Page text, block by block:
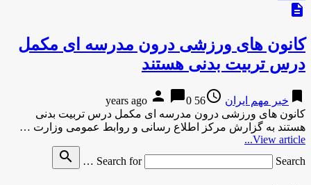
description
کانون های ورزشی درون مدرسه ای مکمل
درس تربیت بدنی هستند
bookmark خبر مهم ایران access_time
56 years ago
person chat_bubble0
کانون های ورزشی درون مدرسه ای مکمل درس تربیت بدنی
هستند به گزارش مركز اطلاع رسانی و روابط عمومی وزارت …
View article...
Search for
Search …
search